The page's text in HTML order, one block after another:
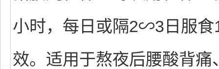
小时，每日或隔2∽3日服食
效。适用于熬夜后腰酸背